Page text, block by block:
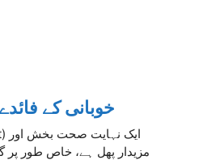
خوبانی کے
مزیدار پھل ہے، خاص طور پر